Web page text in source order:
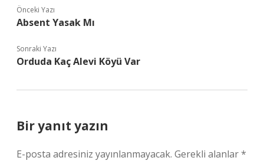
Önceki Yazı
Absent Yasak Mı
Sonraki Yazı
Orduda Kaç Alevi Köyü Var
Bir yanıt yazın
E-posta adresiniz yayınlanmayacak. Gerekli alanlar*